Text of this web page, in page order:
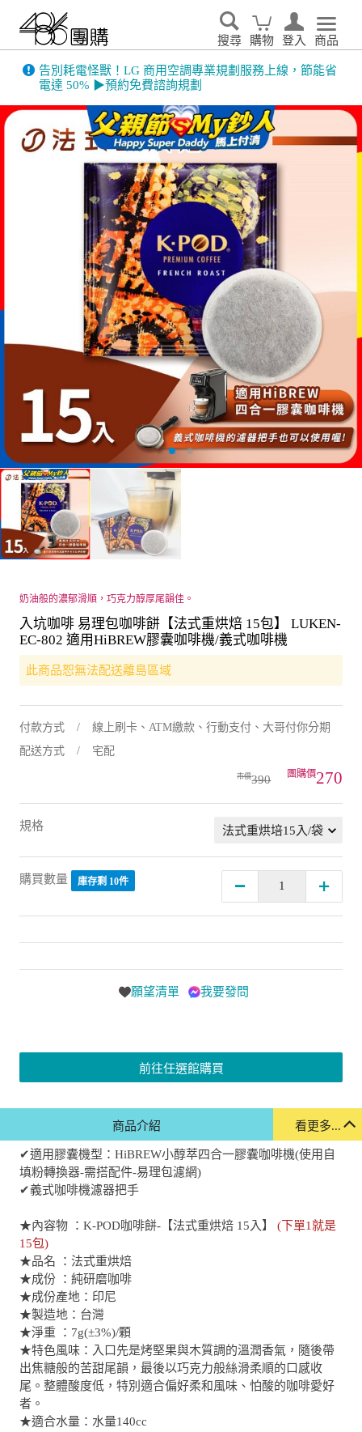
搜尋 購物 登入 商品
告別耗電怪獸！LG 商用空調專業規劃服務上線，節能省
電達 50% ▶預約免費諮詢規劃
奶油般的濃郁滑順，巧克力醇厚尾韻佳。
入坑咖啡 易理包咖啡餅【法式重烘焙 15包】 LUKEN-
EC-802 適用HiBREW膠囊咖啡機/義式咖啡機
此商品恕無法配送離島區域
付款方式
線上刷卡、ATM繳款、行動支付、大哥付你分期
配送方式
宅配
390 270
規格
購買數量 庫存剩 10件
願望清單 我要發問
前往任選館購買
看更多...
商品介紹
✔適用膠囊機型：HiBREW小醇萃四合一膠囊咖啡機(使用自
填粉轉換器-需搭配件-易理包濾網)
✔義式咖啡機濾器把手
★內容物 ：K-POD咖啡餅-【法式重烘焙 15入】
(下單1就是
15包)
★品名 ：法式重烘焙
★成份 ：純研磨咖啡
★成份產地：印尼
★製造地：台灣
★淨重 ：7g(±3%)/顆
★特色風味：入口先是烤堅果與木質調的溫潤香氣，隨後帶
出焦糖般的苦甜尾韻，最後以巧克力般絲滑柔順的口感收
尾。整體酸度低，特別適合偏好柔和風味、怕酸的咖啡愛好
者。
★適合水量：水量140cc